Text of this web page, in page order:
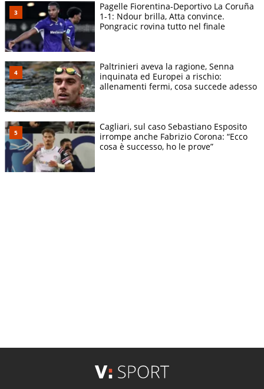
Pagelle Fiorentina-Deportivo La Coruña
1-1: Ndour brilla, Atta convince.
Pongracic rovina tutto nel finale
Paltrinieri aveva la ragione, Senna
inquinata ed Europei a rischio:
allenamenti fermi, cosa succede adesso
Cagliari, sul caso Sebastiano Esposito
irrompe anche Fabrizio Corona: “Ecco
cosa è successo, ho le prove”